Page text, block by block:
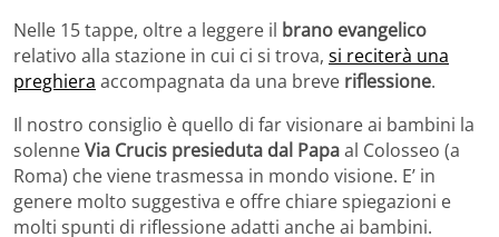
Nelle 15 tappe, oltre a leggere il brano evangelico
relativo alla stazione in cui ci si trova, si reciterà una
preghiera accompagnata da una breve riflessione.
Il nostro consiglio è quello di far visionare ai bambini la
solenneVia Crucis presieduta dal Papaal Colosseo (a
Roma) che viene trasmessa in mondo visione. E’ in
genere molto suggestiva e offre chiare spiegazioni e
molti spunti di riflessione adatti anche ai bambini.